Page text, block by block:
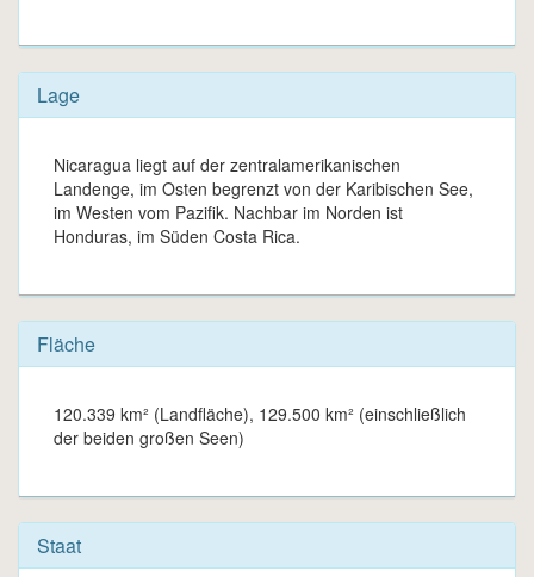
Lage
Nicaragua liegt auf der zentralamerikanischen
Landenge, im Osten begrenzt von der Karibischen See,
im Westen vom Pazifik. Nachbar im Norden ist
Honduras, im Süden Costa Rica.
Fläche
120.339 km² (Landfläche), 129.500 km² (einschließlich
der beiden großen Seen)
Staat